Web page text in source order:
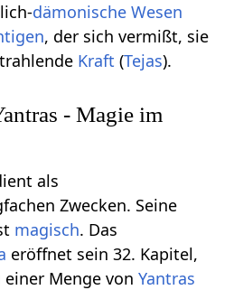
dämonische Wesen
, der sich vermißt, sie
Kraft (Tejas).
- Magie im
als
Zwecken. Seine
magisch. Das
eröffnet sein 32. Kapitel,
einer Menge vonYantras